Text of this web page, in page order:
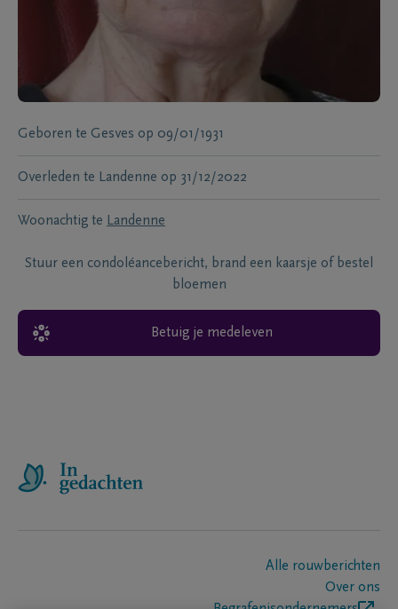
Geboren te Gesves op 09/01/1931
Overleden te Landenne op 31/12/2022
Woonachtig te Landenne
Stuur een condoléancebericht, brand een kaarsje of bestel
bloemen
Betuig je medeleven
Alle rouwberichten
Over ons